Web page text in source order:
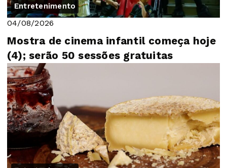
Entretenimento
04/08/2026
Mostra de cinema infantil começa hoje
(4); serão 50 sessões gratuitas